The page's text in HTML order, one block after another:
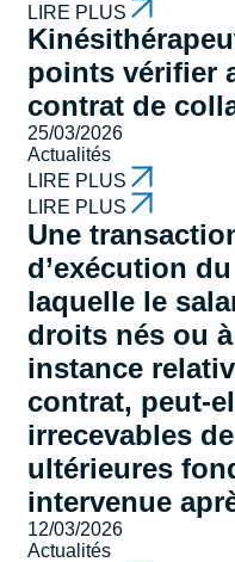
LIRE PLUS
points vérifier
contrat de
25/03/2026
Actualités
LIRE PLUS
LIRE PLUS
Une
d’exécution
laquelle le
droits nés ou
instance
contrat, peut-
irrecevables
ultérieures
intervenue
12/03/2026
Actualités